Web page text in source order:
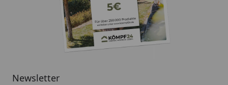
Newsletter